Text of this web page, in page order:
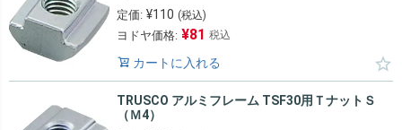
定価: ¥110 (税込)
ヨドヤ価格: ¥81 税込
カートに入れる
TRUSCO アルミフレーム TSF30用ＴナットＳ
（Ｍ4）